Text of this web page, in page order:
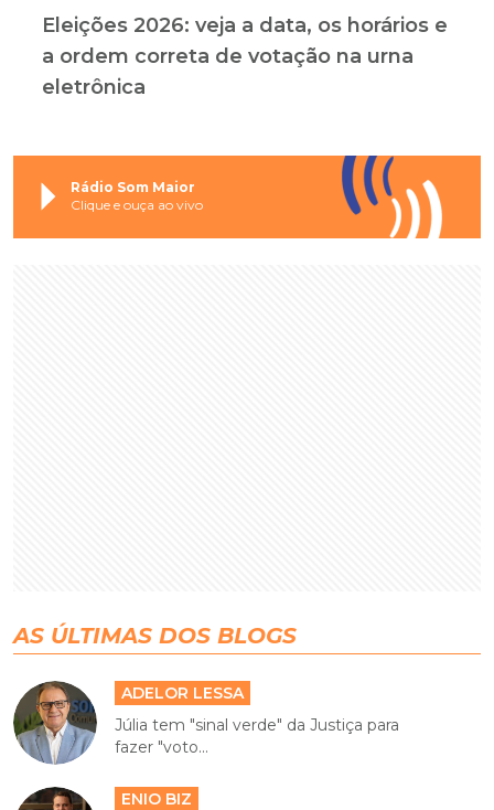
Eleições 2026: veja a data, os horários e
a ordem correta de votação na urna
eletrônica
Rádio Som Maior
Clique e ouça ao vivo
AS ÚLTIMAS DOS BLOGS
ADELOR LESSA
Júlia tem "sinal verde" da Justiça para
fazer "voto...
ENIO BIZ